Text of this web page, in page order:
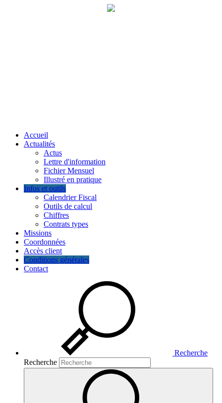
Accueil
Actualités
Actus
Lettre d'information
Fichier Mensuel
Illustré en pratique
Infos et outils
Calendrier Fiscal
Outils de calcul
Chiffres
Contrats types
Missions
Coordonnées
Accès client
Conditions générales
Contact
Recherche
Recherche